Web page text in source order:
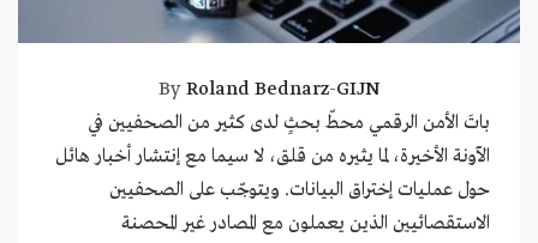
By Roland Bednarz-GIJN
باتَ الأمن الرقمي محطّ بحثٍ لدى كثير من الصحفيين في
الآونة الأخيرة، لما يثيره من قلق، لا سيما مع إنتشار أخبار هائل
حول عمليات إختراق البيانات. ويتوجّب على الصحفيين
الاستقصائيين الذين يعملون مع المصادر غير المحصنة